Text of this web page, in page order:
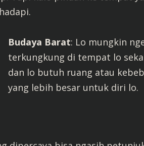
Budaya Barat: Lo mungkin
terkungkung di tempat lo
dan lo butuh ruang atau
yang lebih besar untuk diri lo.